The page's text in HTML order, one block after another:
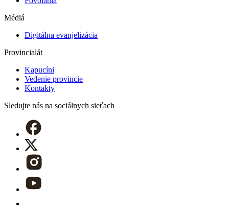
Médiá
Digitálna evanjelizácia
Provincialát
Kapucíni
Vedenie provincie
Kontakty
Sledujte nás na sociálnych sieťach